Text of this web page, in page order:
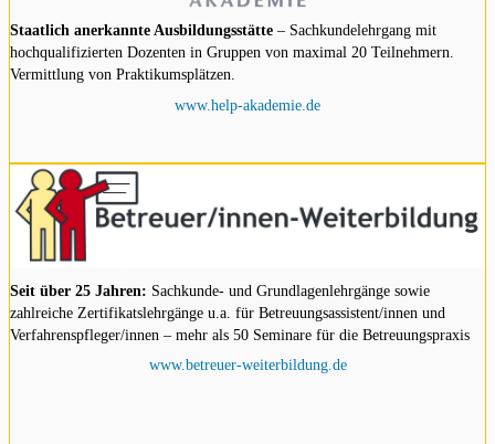
Staatlich anerkannte Ausbildungsstätte – Sachkundelehrgang mit
hochqualifizierten Dozenten in Gruppen von maximal 20 Teilnehmern.
Vermittlung von Praktikumsplätzen.
www.help-akademie.de
Seit über 25 Jahren: Sachkunde- und Grundlagenlehrgänge sowie
zahlreiche Zertifikatslehrgänge u.a. für Betreuungsassistent/innen und
Verfahrenspfleger/innen – mehr als 50 Seminare für die Betreuungspraxis
www.betreuer-weiterbildung.de